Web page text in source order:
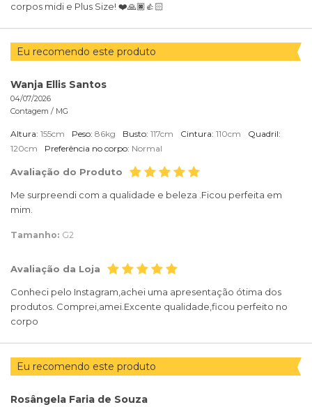
corpos midi e Plus Size! ❤️🙏🏿👍🏻
Eu recomendo este produto
Wanja Ellis Santos
04/07/2026
Contagem / MG
Altura: 155cm Peso: 86kg Busto: 117cm Cintura: 110cm
Quadril:
120cm
Preferência no corpo: Normal
Avaliação do Produto
Me surpreendi com a qualidade e beleza .Ficou perfeita em
mim.
Tamanho: G2
Avaliação da Loja
Conheci pelo Instagram,achei uma apresentação ótima dos
produtos. Comprei,amei.Excente qualidade,ficou perfeito no
corpo
Eu recomendo este produto
Rosângela Faria de Souza